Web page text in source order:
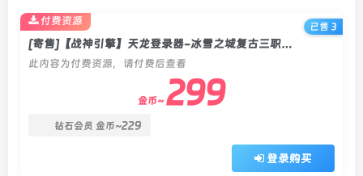
[寄售]【战神引擎】天龙登录器-冰雪之城复古三职业服务端+双端(含64位客户端)+教程
此内容为付费资源，请付费后查看
金币~ 299
钻石会员 金币~229
登录购买
付费资源
已售 3